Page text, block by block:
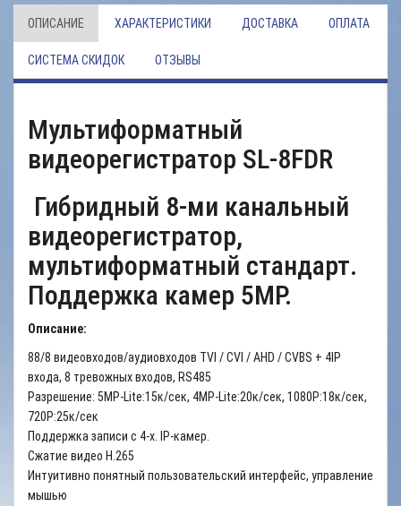
ОПИСАНИЕ ХАРАКТЕРИСТИКИ ДОСТАВКА ОПЛАТА
СИСТЕМА СКИДОК ОТЗЫВЫ
Мультиформатный
видеорегистратор SL-8FDR
Гибридный 8-ми канальный
видеорегистратор,
мультиформатный стандарт.
Поддержка камер 5MР.
Описание:
88/8 видеовходов/аудиовходов TVI / CVI / AHD / CVBS + 4IP
входа, 8 тревожных входов, RS485
Разрешение: 5MP-Lite:15к/сек, 4MP-Lite:20к/сек, 1080P:18к/сек,
720P:25к/сек
Поддержка записи c 4-х. IP-камер.
Сжатие видео H.265
Интуитивно понятный пользовательский интерфейс, управление
мышью